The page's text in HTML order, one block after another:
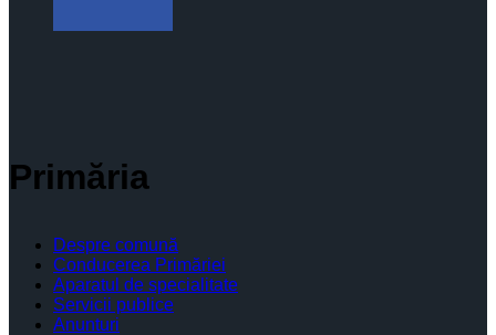
Primăria
Despre comună
Conducerea Primăriei
Aparatul de specialitate
Servicii publice
Anunturi